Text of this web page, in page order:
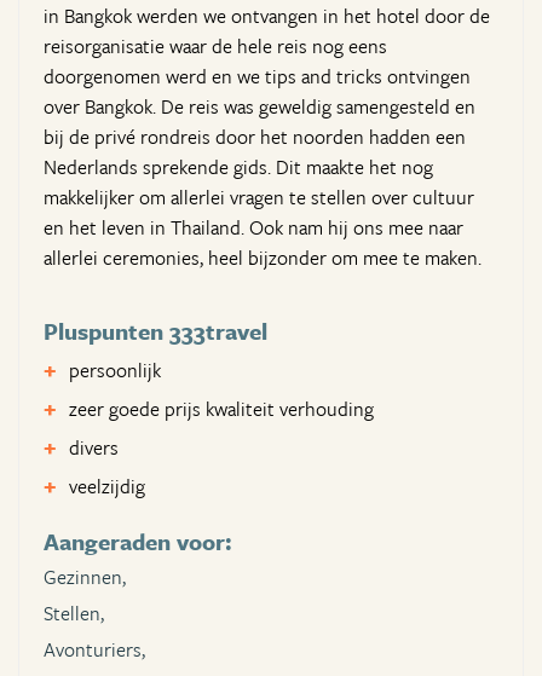
in Bangkok werden we ontvangen in het hotel door de
reisorganisatie waar de hele reis nog eens
doorgenomen werd en we tips and tricks ontvingen
over Bangkok. De reis was geweldig samengesteld en
bij de privé rondreis door het noorden hadden een
Nederlands sprekende gids. Dit maakte het nog
makkelijker om allerlei vragen te stellen over cultuur
en het leven in Thailand. Ook nam hij ons mee naar
allerlei ceremonies, heel bijzonder om mee te maken.
Pluspunten 333travel
persoonlijk
zeer goede prijs kwaliteit verhouding
divers
veelzijdig
Aangeraden voor:
Gezinnen,
Stellen,
Avonturiers,